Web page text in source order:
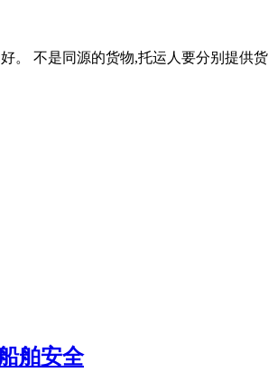
。 不是同源的货物,托运人要分别提供
舶安全